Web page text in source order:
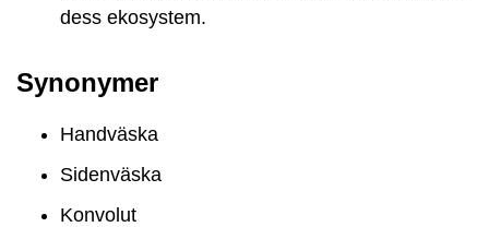
dess ekosystem.
Synonymer
Handväska
Sidenväska
Konvolut